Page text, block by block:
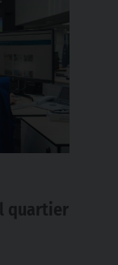
quartier